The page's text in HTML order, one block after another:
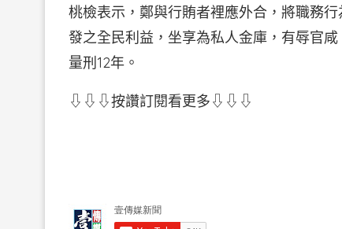
桃檢表示，鄭與行賄者裡應外合，將職務
發之全民利益，坐享為私人金庫，有辱官
量刑12年。
⇩⇩⇩按讚訂閱看更多⇩⇩⇩